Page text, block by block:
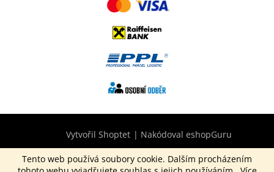
Tento web používá soubory cookie. Dalším procházením
Vytvořil Shoptet | Nakódoval eshopGuru